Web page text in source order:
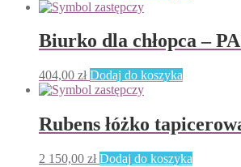
Biurko dla chłopca –
404,00 zł Dodaj do koszyka
Rubens łóżko
2 150,00 zł Dodaj do koszyka